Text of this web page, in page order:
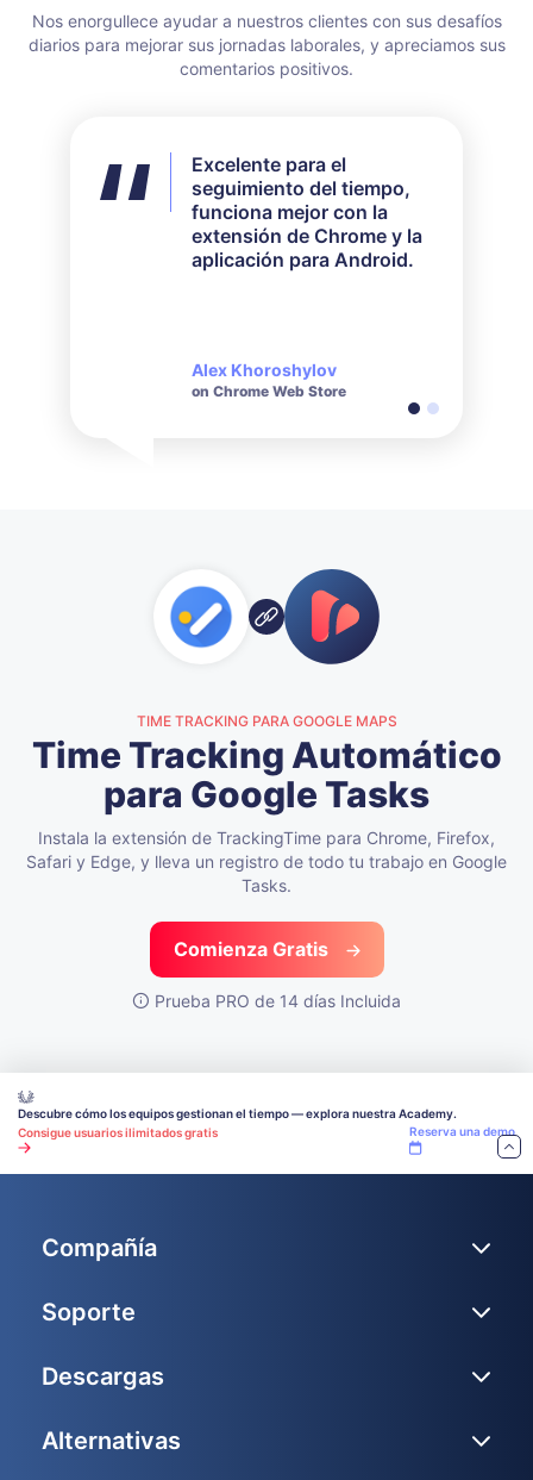
Nos enorgullece ayudar a nuestros clientes con sus desafíos
diarios para mejorar sus jornadas laborales, y apreciamos sus
comentarios positivos.
Excelente para el
seguimiento del tiempo,
funciona mejor con la
extensión de Chrome y la
aplicación para Android.
Alex Khoroshylov
on Chrome Web Store
No utilicé todas las
funciones disponibles,
pero para mis
necesidades funcionó
perfectamente. Su
Salvador Carranza
on Chrome Web Store
TIME TRACKING PARA GOOGLE MAPS
Time Tracking Automático
para Google Tasks
Instala la extensión de TrackingTime para Chrome, Firefox,
Safari y Edge, y lleva un registro de todo tu trabajo en Google
Tasks.
Comienza Gratis
Prueba PRO de 14 días Incluida
Descubre cómo los equipos gestionan el tiempo — explora nuestra Academy.
Consigue usuarios ilimitados gratis
Reserva una demo
Compañía
Soporte
Descargas
Alternativas